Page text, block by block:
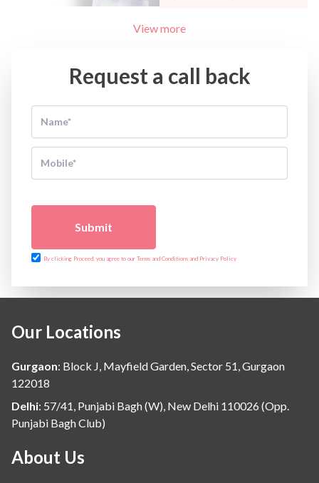
View more
Request a call back
Submit
By clicking Proceed, you agree to our Terms and Conditions and Privacy Policy
Our Locations
Gurgaon: Block J, Mayfield Garden, Sector 51, Gurgaon
122018
Delhi: 57/41, Punjabi Bagh (W), New Delhi 110026 (Opp.
Punjabi Bagh Club)
About Us